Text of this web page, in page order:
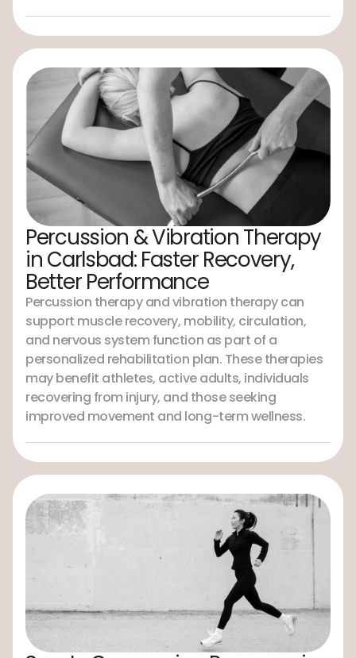
Percussion & Vibration Therapy
in Carlsbad: Faster Recovery,
Better Performance
Percussion therapy and vibration therapy can
support muscle recovery, mobility, circulation,
and nervous system function as part of a
personalized rehabilitation plan. These therapies
may benefit athletes, active adults, individuals
recovering from injury, and those seeking
improved movement and long-term wellness.